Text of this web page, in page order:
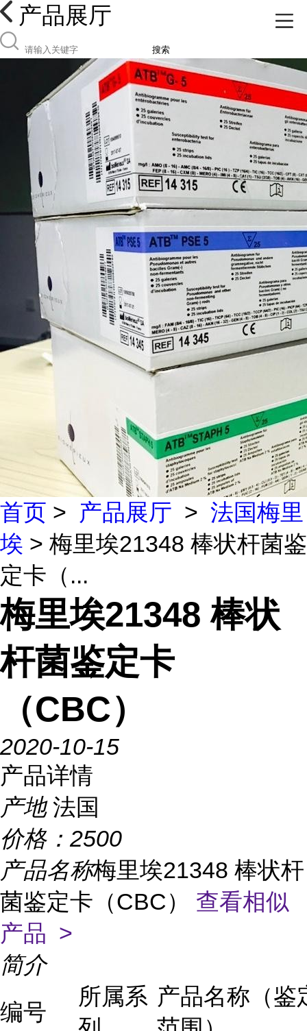
产品展厅
搜索
首页 > 产品展厅 > 法国梅里
埃 > 梅里埃21348 棒状杆菌鉴
定卡（...
梅里埃21348 棒状
杆菌鉴定卡
（CBC）
2020-10-15
产品详情
产地 法国
价格： 2500
产品名称梅里埃21348 棒状杆
菌鉴定卡（CBC） 查看相似
产品 >
简介
编号
所属系 产品名称（鉴